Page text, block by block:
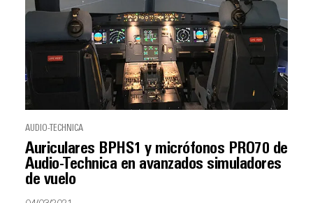
AUDIO-TECHNICA
Auriculares BPHS1 y micrófonos PRO70 de
Audio-Technica en avanzados simuladores
de vuelo